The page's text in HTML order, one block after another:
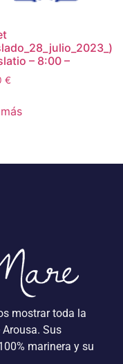
– 8:00 –
€
mostrar toda la
Sus
marinera y su